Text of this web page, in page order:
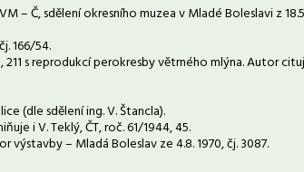
– Č, sdělení okresního muzea v Mladé Boleslavi z
166/54.
s reprodukcí perokresby větrného mlýna. Autor
(dle sdělení ing. V. Štancla).
i V. Teklý, ČT, roč. 61/1944, 45.
výstavby – Mladá Boleslav ze 4.8. 1970, čj. 3087.